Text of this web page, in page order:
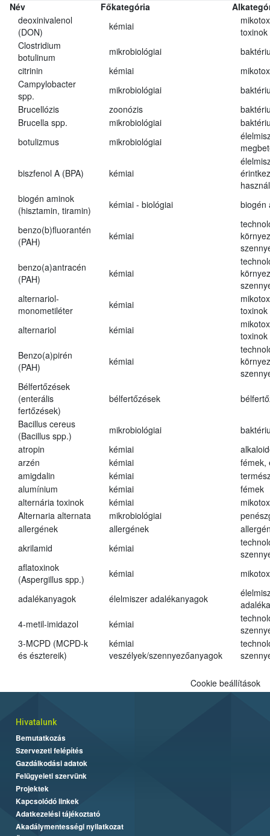
Név Főkategória
deoxinivalenol
(DON)
kémiai
toxinok
Clostridium
botulinum
mikrobiológiai
citrinin
kémiai
Campylobacter
spp.
mikrobiológiai
Brucellózis
zoonózis
Brucella spp.
mikrobiológiai
botulizmus
mikrobiológiai
biszfenol A (BPA) kémiai
biogén aminok
(hisztamin, tiramin)
kémiai - biológiai biogén
benzo(b)fluorantén
(PAH)
kémiai
benzo(a)antracén
(PAH)
kémiai
alternariol-
monometiléter
kémiai
toxinok
alternariol
kémiai
toxinok
Benzo(a)pirén
(PAH)
kémiai
Bélfertőzések
(enterális
fertőzések)
bélfertőzések
Bacillus cereus
(Bacillus spp.)
mikrobiológiai
atropin
kémiai
arzén
kémiai
fémek,
amigdalin
kémiai
alumínium
kémiai
fémek
alternária toxinok
kémiai
Alternaria alternata
mikrobiológiai
allergének
allergének
akrilamid
kémiai
aflatoxinok
(Aspergillus spp.)
kémiai
adalékanyagok élelmiszer adalékanyagok
4-metil-imidazol
kémiai
3-MCPD (MCPD-k
és észtereik)
kémiai
veszélyek/szennyezőanyagok
Cookie beállítások
Hivatalunk
Bemutatkozás
Szervezeti felépítés
Gazdálkodási adatok
Felügyeleti szervünk
Projektek
Kapcsolódó linkek
Adatkezelési tájékoztató
Akadálymentességi nyilatkozat